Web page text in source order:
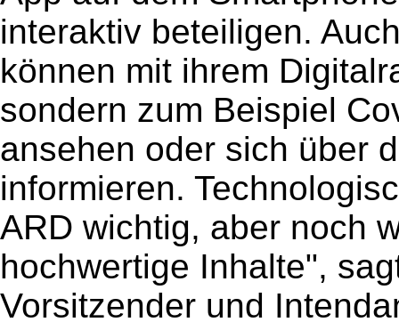
interaktiv beteiligen.
können mit ihrem
sondern zum Beispiel
ansehen oder sich über
informieren.
ARD wichtig, aber noch
hochwertige Inhalte",
Vorsitzender und